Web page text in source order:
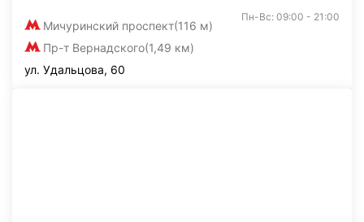
Мичуринский проспект(116 м)
Пр-т Вернадского(1,49 км)
Пн-Вс: 09:00 - 21:00
ул. Удальцова, 60